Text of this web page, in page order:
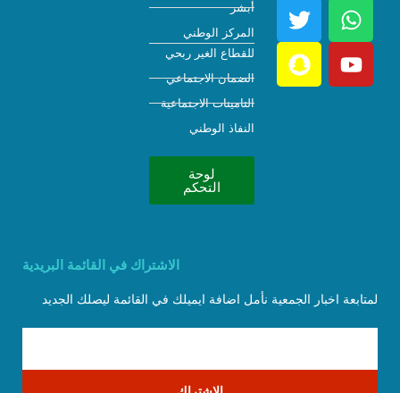
أبشر
المركز الوطني
للقطاع الغير ربحي
الضمان الاجتماعي
التامينات الاجتماعية
النفاذ الوطني
لوحة
التحكم
الاشتراك في القائمة البريدية
لمتابعة اخبار الجمعية نأمل اضافة ايميلك في القائمة ليصلك الجديد